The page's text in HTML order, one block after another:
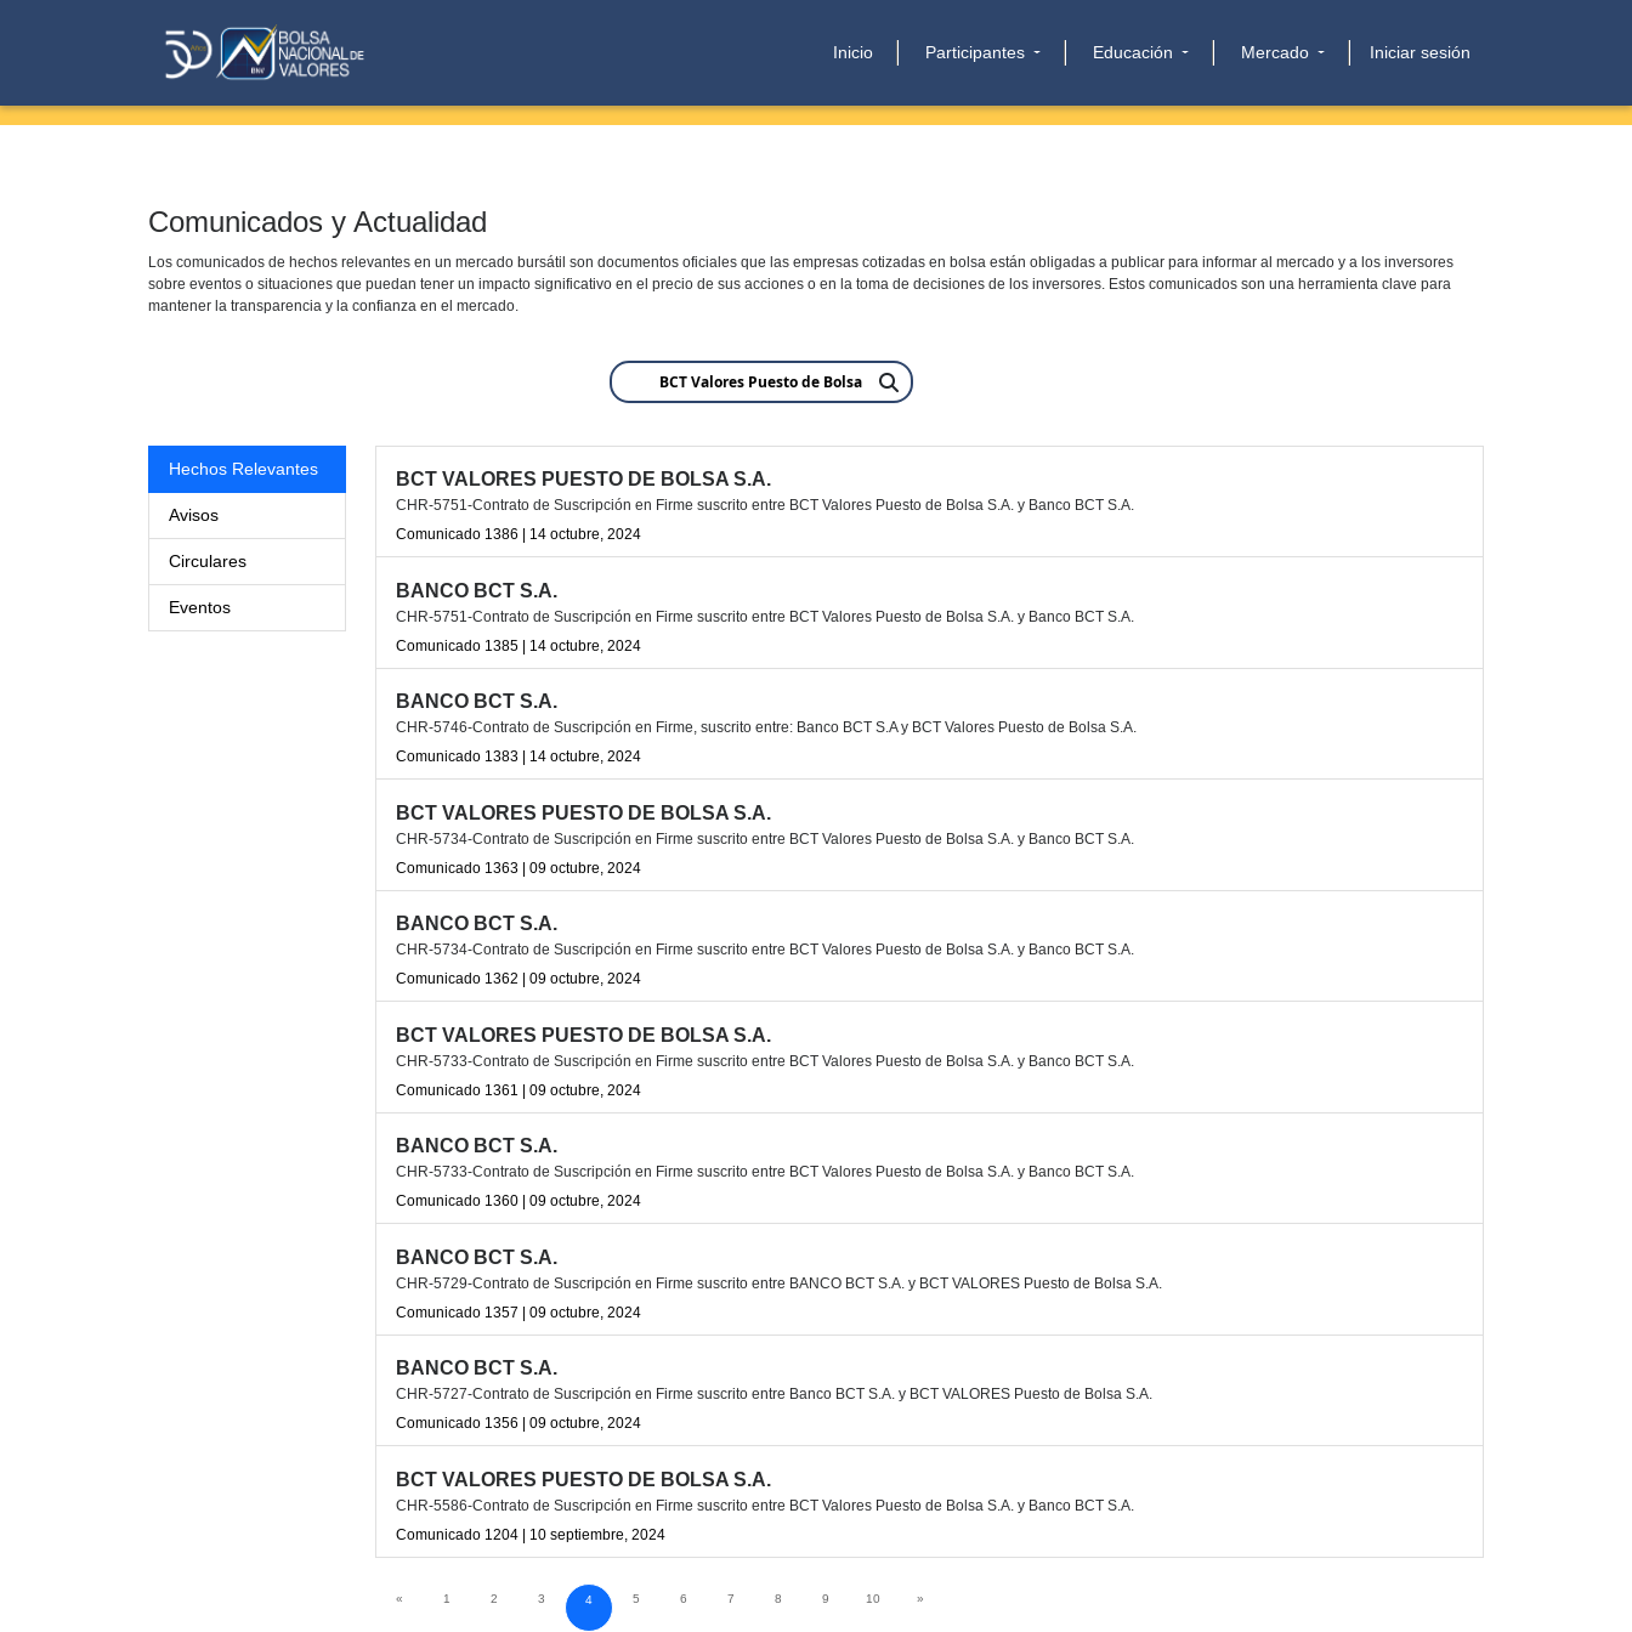
Inicio Participantes Educación Mercado Iniciar sesión
Comunicados y Actualidad
Los comunicados de hechos relevantes en un mercado bursátil son documentos oficiales que las empresas cotizadas en bolsa están obligadas a publicar para informar al mercado y a los inversores
sobre eventos o situaciones que puedan tener un impacto significativo en el precio de sus acciones o en la toma de decisiones de los inversores. Estos comunicados son una herramienta clave para
mantener la transparencia y la confianza en el mercado.
Hechos Relevantes
Avisos
Circulares
Eventos
BCT VALORES PUESTO DE BOLSA S.A.
CHR-5751-Contrato de Suscripción en Firme suscrito entre BCT Valores Puesto de Bolsa S.A. y Banco BCT S.A.
Comunicado 1386 | 14 octubre, 2024
BANCO BCT S.A.
CHR-5751-Contrato de Suscripción en Firme suscrito entre BCT Valores Puesto de Bolsa S.A. y Banco BCT S.A.
Comunicado 1385 | 14 octubre, 2024
BANCO BCT S.A.
CHR-5746-Contrato de Suscripción en Firme, suscrito entre: Banco BCT S.A y BCT Valores Puesto de Bolsa S.A.
Comunicado 1383 | 14 octubre, 2024
BCT VALORES PUESTO DE BOLSA S.A.
CHR-5734-Contrato de Suscripción en Firme suscrito entre BCT Valores Puesto de Bolsa S.A. y Banco BCT S.A.
Comunicado 1363 | 09 octubre, 2024
BANCO BCT S.A.
CHR-5734-Contrato de Suscripción en Firme suscrito entre BCT Valores Puesto de Bolsa S.A. y Banco BCT S.A.
Comunicado 1362 | 09 octubre, 2024
BCT VALORES PUESTO DE BOLSA S.A.
CHR-5733-Contrato de Suscripción en Firme suscrito entre BCT Valores Puesto de Bolsa S.A. y Banco BCT S.A.
Comunicado 1361 | 09 octubre, 2024
BANCO BCT S.A.
CHR-5733-Contrato de Suscripción en Firme suscrito entre BCT Valores Puesto de Bolsa S.A. y Banco BCT S.A.
Comunicado 1360 | 09 octubre, 2024
BANCO BCT S.A.
CHR-5729-Contrato de Suscripción en Firme suscrito entre BANCO BCT S.A. y BCT VALORES Puesto de Bolsa S.A.
Comunicado 1357 | 09 octubre, 2024
BANCO BCT S.A.
CHR-5727-Contrato de Suscripción en Firme suscrito entre Banco BCT S.A. y BCT VALORES Puesto de Bolsa S.A.
Comunicado 1356 | 09 octubre, 2024
BCT VALORES PUESTO DE BOLSA S.A.
CHR-5586-Contrato de Suscripción en Firme suscrito entre BCT Valores Puesto de Bolsa S.A. y Banco BCT S.A.
Comunicado 1204 | 10 septiembre, 2024
« 1 2 3 4 5 6 7 8 9 10 »